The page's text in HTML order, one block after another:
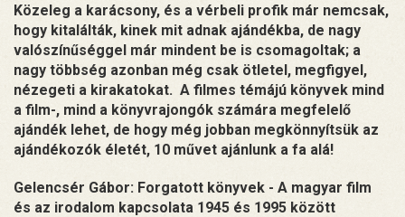
Közeleg a karácsony, és a vérbeli profik már nemcsak,
hogy kitalálták, kinek mit adnak ajándékba, de nagy
valószínűséggel már mindent be is csomagoltak; a
nagy többség azonban még csak ötletel, megfigyel,
nézegeti a kirakatokat. A filmes témájú könyvek mind
a film-, mind a könyvrajongók számára megfelelő
ajándék lehet, de hogy még jobban megkönnyítsük az
ajándékozók életét, 10 művet ajánlunk a fa alá!
Gelencsér Gábor: Forgatott könyvek - A magyar film
és az irodalom kapcsolata 1945 és 1995 között